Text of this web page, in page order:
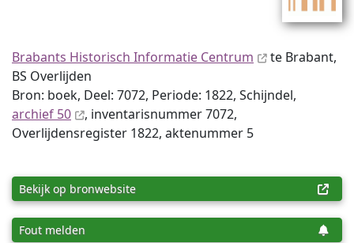
Brabants Historisch Informatie Centrum
te Brabant,
BS Overlijden
Bron: boek, Deel: 7072, Periode: 1822, Schijndel,
archief 50
, inventaris­num­mer 7072,
Overlijdensregister 1822, aktenummer 5
Bekijk op bronwebsite
Fout melden